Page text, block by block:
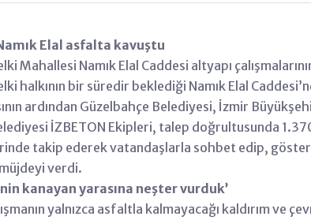
Elal asfalta kavuştu
Mahallesi Namık Elal Caddesi altyapı
halkının bir süredir beklediği Namık Elal
ardından Güzelbahçe Belediyesi, İzmir
İZBETON Ekipleri, talep doğrultusunda
takip ederek vatandaşlarla sohbet edip,
verdi.
kanayan yarasına neşter vurduk’
yalnızca asfaltla kalmayacağı kaldırım ve